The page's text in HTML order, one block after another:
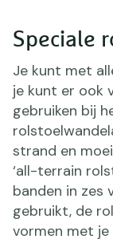
Speciale
Je kunt met
je kunt er ook
gebruiken bij
strand en
‘all-terrain
banden in zes
gebruikt, de
vormen met je